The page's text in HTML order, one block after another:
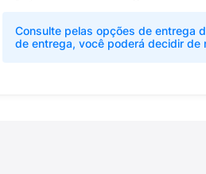
Consulte pelas opções de entrega
de entrega, você poderá decidir de